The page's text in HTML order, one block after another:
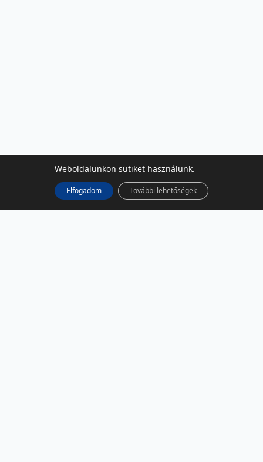
Weboldalunkon sütiket használunk.
Elfogadom További lehetőségek